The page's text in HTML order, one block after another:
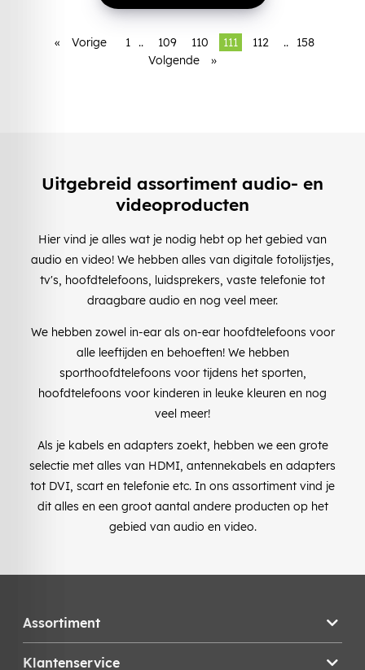
« Vorige 1 .. 109 110 111 112 ..
158
Volgende
»
Uitgebreid assortiment audio- en
videoproducten
Hier vind je alles wat je nodig hebt op het gebied van
audio en video! We hebben alles van digitale fotolijstjes,
tv's, hoofdtelefoons, luidsprekers, vaste telefonie tot
draagbare audio en nog veel meer.
We hebben zowel in-ear als on-ear hoofdtelefoons voor
alle leeftijden en behoeften! We hebben
sporthoofdtelefoons voor tijdens het sporten,
hoofdtelefoons voor kinderen in leuke kleuren en nog
veel meer!
Als je kabels en adapters zoekt, hebben we een grote
selectie met alles van HDMI, antennekabels en adapters
tot DVI, scart en telefonie etc. In ons assortiment vind je
dit alles en een groot aantal andere producten op het
gebied van audio en video.
Assortiment
Klantenservice